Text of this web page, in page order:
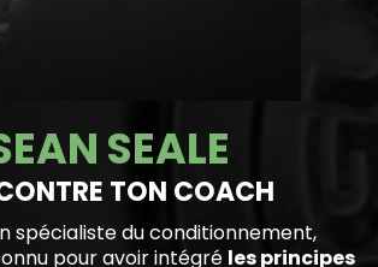
SEALE
TON COACH
spécialiste du conditionnement,
pour avoir intégré les principes